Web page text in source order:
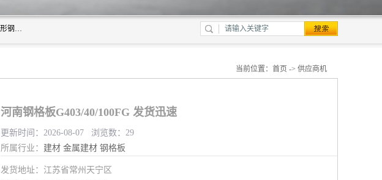
常州市格美瑞钢格板有限公司专业生产无锡钢格板、钢格板安装夹、复合钢格板、插接钢格板、平台钢格板、异形钢格板等产品。
当前位置： 首页 -> 供应商机
河南钢格板G403/40/100FG 发货迅速
更新时间：2026-08-07 浏览数：29
所属行业： 建材 金属建材 钢格板
发货地址：江苏省常州天宁区